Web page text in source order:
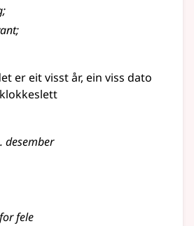
;
;
er eit visst år, ein viss dato
desember
fele